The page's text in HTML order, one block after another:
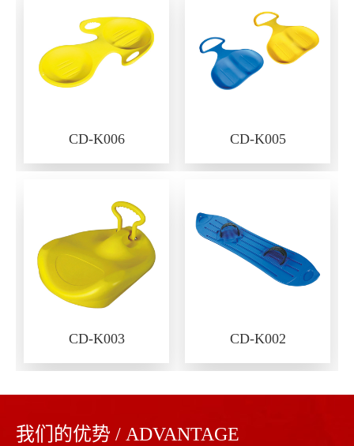
CD-K006 CD-K005
CD-K003 CD-K002
我们的优势 / ADVANTAGE